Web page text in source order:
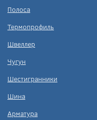
Полоса
Термопрофиль
Швеллер
Чугун
Шестигранники
Шина
Арматура